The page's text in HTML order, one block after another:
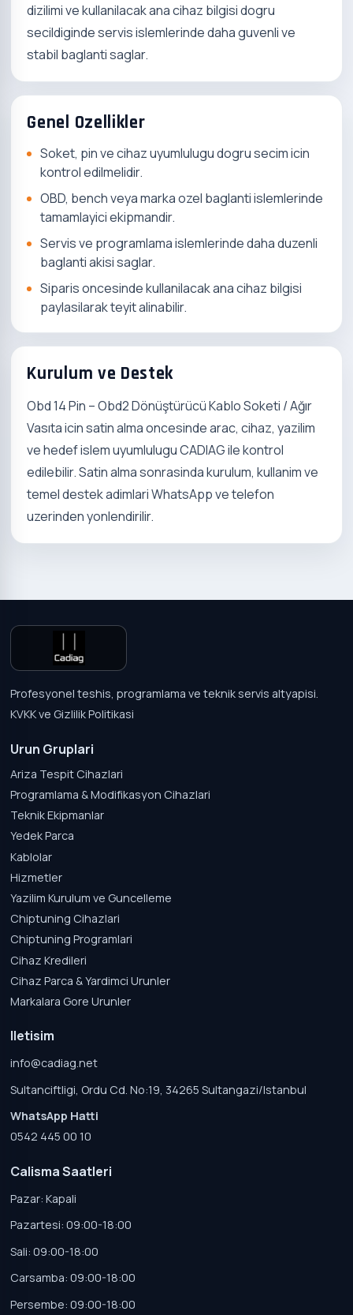
dizilimi ve kullanilacak ana cihaz bilgisi dogru
secildiginde servis islemlerinde daha guvenli ve
stabil baglanti saglar.
Genel Ozellikler
Soket, pin ve cihaz uyumlulugu dogru secim icin
kontrol edilmelidir.
OBD, bench veya marka ozel baglanti islemlerinde
tamamlayici ekipmandir.
Servis ve programlama islemlerinde daha duzenli
baglanti akisi saglar.
Siparis oncesinde kullanilacak ana cihaz bilgisi
paylasilarak teyit alinabilir.
Kurulum ve Destek
Obd 14 Pin – Obd2 Dönüştürücü Kablo Soketi / Ağır
Vasıta icin satin alma oncesinde arac, cihaz, yazilim
ve hedef islem uyumlulugu CADIAG ile kontrol
edilebilir. Satin alma sonrasinda kurulum, kullanim ve
temel destek adimlari WhatsApp ve telefon
uzerinden yonlendirilir.
Profesyonel teshis, programlama ve teknik servis altyapisi.
KVKK ve Gizlilik Politikasi
Urun Gruplari
Ariza Tespit Cihazlari
Programlama & Modifikasyon Cihazlari
Teknik Ekipmanlar
Yedek Parca
Kablolar
Hizmetler
Yazilim Kurulum ve Guncelleme
Chiptuning Cihazlari
Chiptuning Programlari
Cihaz Kredileri
Cihaz Parca & Yardimci Urunler
Markalara Gore Urunler
Iletisim
info@cadiag.net
Sultanciftligi, Ordu Cd. No:19, 34265 Sultangazi/Istanbul
WhatsApp Hatti
0542 445 00 10
Calisma Saatleri
Pazar: Kapali
Pazartesi: 09:00-18:00
Sali: 09:00-18:00
Carsamba: 09:00-18:00
Persembe: 09:00-18:00